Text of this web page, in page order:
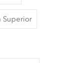
Superior